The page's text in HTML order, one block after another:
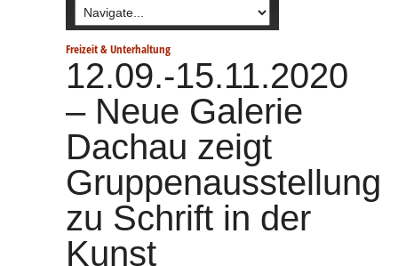
Freizeit & Unterhaltung
12.09.-15.11.2020
– Neue Galerie
Dachau zeigt
Gruppenausstellung
zu Schrift in der
Kunst